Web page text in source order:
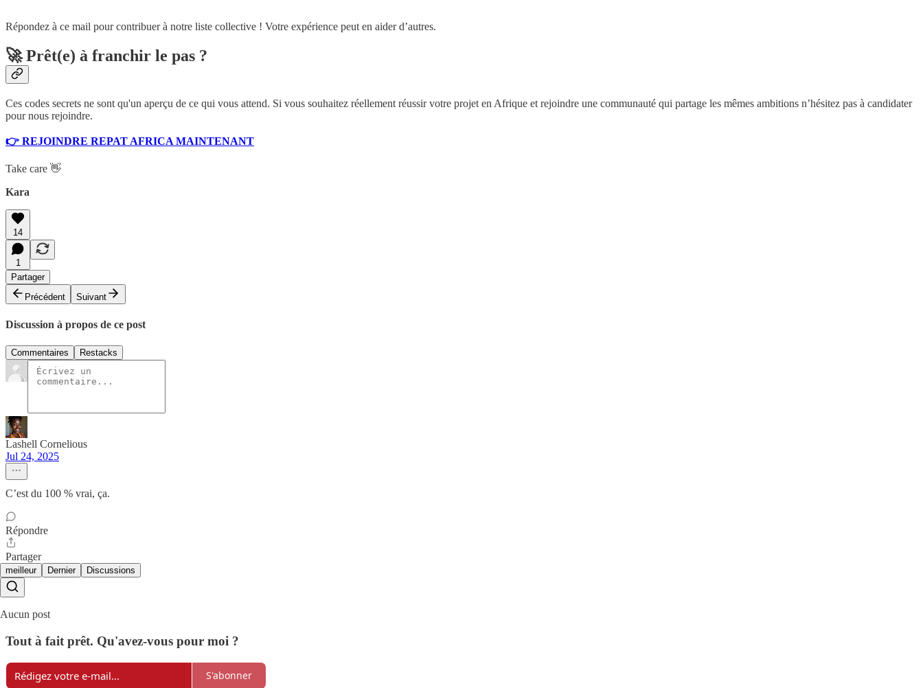
Répondez à ce mail pour contribuer à notre liste collective ! Votre expérience peut en aider d’autres.
🚀 Prêt(e) à franchir le pas ?
Ces codes secrets ne sont qu'un aperçu de ce qui vous attend. Si vous souhaitez réellement réussir votre projet en Afrique et rejoindre une communauté qui partage les mêmes ambitions n’hésitez pas à candidater
pour nous rejoindre.
👉 REJOINDRE REPAT AFRICA MAINTENANT
Take care 👋
Kara
14
1
Partager
Précédent
Suivant
Discussion à propos de ce post
Commentaires Restacks
Lashell Cornelious
Jul 24, 2025
C’est du 100 % vrai, ça.
Répondre
Partager
meilleur Dernier Discussions
Aucun post
Tout à fait prêt. Qu'avez-vous pour moi ?
S'abonner